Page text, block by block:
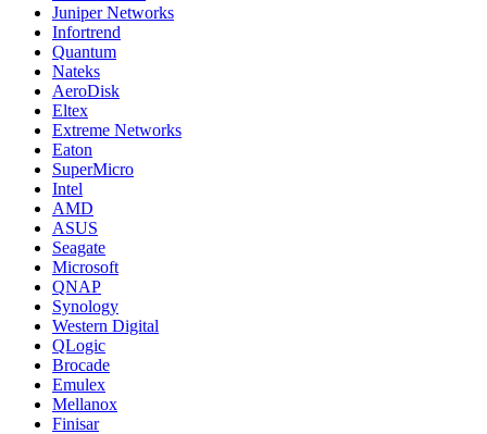
Juniper Networks
Infortrend
Quantum
Nateks
AeroDisk
Eltex
Extreme Networks
Eaton
SuperMicro
Intel
AMD
ASUS
Seagate
Microsoft
QNAP
Synology
Western Digital
QLogic
Brocade
Emulex
Mellanox
Finisar